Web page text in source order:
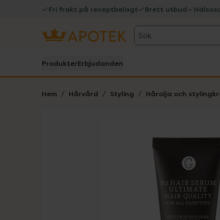
Fri frakt på receptbelagt Brett utbud
Sök
ProdukterErbjudanden
Hem Hårvård Styling Hårolja och
Lista: . Innehåller 1 objekt.